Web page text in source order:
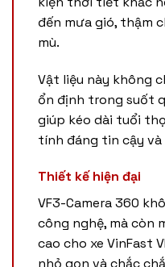
đến mưa gió, thậm
mù.
Vật liệu này không
ổn định trong suốt
giúp kéo dài tuổi
tính đáng tin cậy và
Thiết kế hiện đại
VF3-Camera 360
công nghệ, mà còn
cao cho xe VinFast